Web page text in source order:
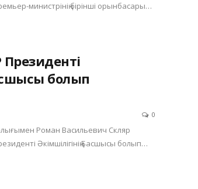
министрінің бірінші орынбасары…
болып
0
Роман Васильевич Скляр
Әкімшілігінің Басшысы болып…